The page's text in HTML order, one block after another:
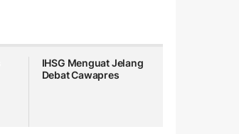
IHSG Menguat Jelang
Debat Cawapres